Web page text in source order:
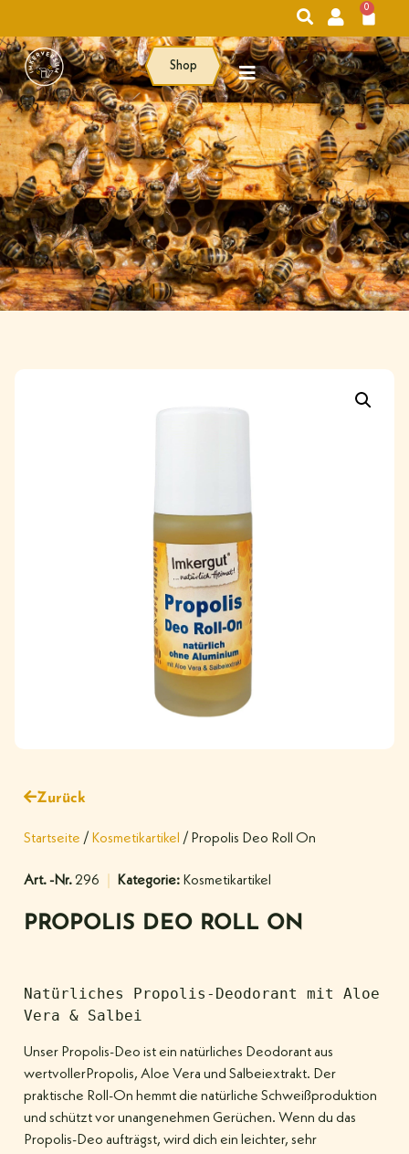
0
Shop
Zurück
Startseite / Kosmetikartikel / Propolis Deo Roll On
Art. -Nr.296 Kategorie: Kosmetikartikel
PROPOLIS DEO ROLL ON
Natürliches Propolis-Deodorant mit Aloe
Vera & Salbei
Unser Propolis-Deo ist ein natürliches Deodorant aus
wertvollerPropolis, Aloe Vera und Salbeiextrakt. Der
praktische Roll-On hemmt die natürliche Schweißproduktion
und schützt vor unangenehmen Gerüchen. Wenn du das
Propolis-Deo aufträgst, wird dich ein leichter, sehr